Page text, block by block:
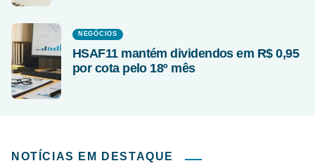
NEGÓCIOS
HSAF11 mantém dividendos em R$ 0,95
por cota pelo 18º mês
NOTÍCIAS EM DESTAQUE